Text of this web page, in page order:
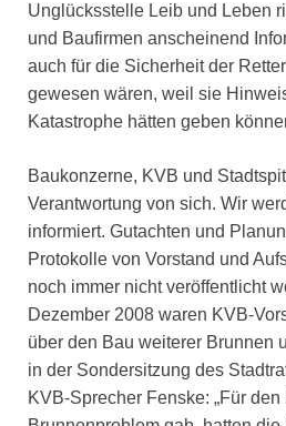
Unglücksstelle Leib und Leben
und Baufirmen anscheinend
auch für die Sicherheit der
gewesen wären, weil sie
Katastrophe hätten geben
Baukonzerne, KVB und
Verantwortung von sich. Wir
informiert. Gutachten und
Protokolle von Vorstand und
noch immer nicht veröffentlicht
Dezember 2008 waren KVB-
über den Bau weiterer Brunnen
in der Sondersitzung des
KVB-Sprecher Fenske: „Für